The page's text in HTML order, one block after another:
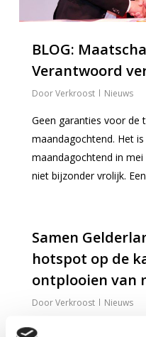
BLOG:
Verantwoord
Verkroost Nieuws
Geen garanties voor de
maandagochtend. Het
maandagochtend in
niet bijzonder vrolijk.
Samen
hotspot op de
ontplooien van
Verkroost Nieuws
Als voorzitter van het